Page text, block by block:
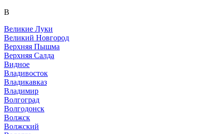
В
Великие Луки
Великий Новгород
Верхняя Пышма
Верхняя Салда
Видное
Владивосток
Владикавказ
Владимир
Волгоград
Волгодонск
Волжск
Волжский